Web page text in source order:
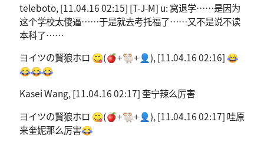
teleboto, [11.04.16 02:15] [T-J-M] u: 窝退学……是因为
这个学校太傻逼……于是就去考托福了……又不是说不读
本科了……
ヨイツの賢狼ホロ 😋(🍎+🐏+👤), [11.04.16 02:16] 😂
😂😂😂
Kasei Wang, [11.04.16 02:17] 奎宁辣么厉害
ヨイツの賢狼ホロ 😋(🍎+🐏+👤), [11.04.16 02:17] 哇原
来奎妮那么厉害😂